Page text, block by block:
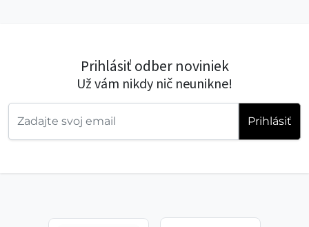
Prihlásiť odber noviniek
Už vám nikdy nič neunikne!
Prihlásiť